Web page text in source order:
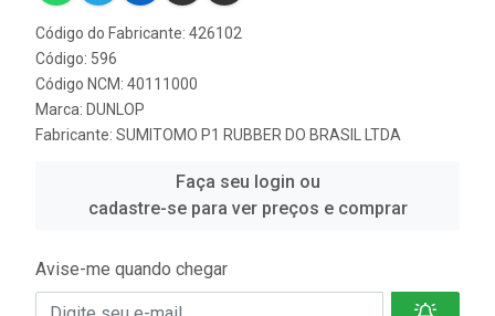
Código do Fabricante: 426102
Código: 596
Código NCM: 40111000
Marca: DUNLOP
Fabricante: SUMITOMO P1 RUBBER DO BRASIL LTDA
Faça seu login ou
cadastre-se para ver preços e comprar
Avise-me quando chegar